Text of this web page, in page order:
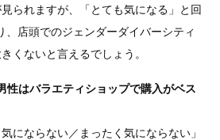
られますが、「とても気になる」と回
、店頭でのジェンダーダイバーシティ
くないと言えるでしょう。
性はバラエティショップで購入がベス
にならない／まったく気にならない」